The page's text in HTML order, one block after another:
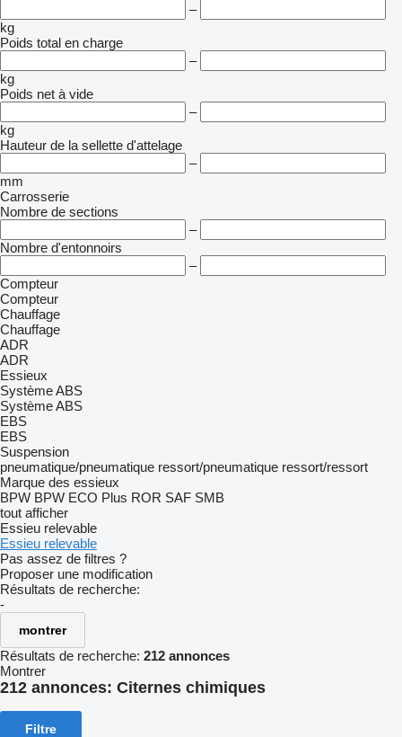
–
kg
Poids total en charge
–
kg
Poids net à vide
–
kg
Hauteur de la sellette d'attelage
–
mm
Carrosserie
Nombre de sections
–
Nombre d'entonnoirs
–
Compteur
Compteur
Chauffage
Chauffage
ADR
ADR
Essieux
Système ABS
Système ABS
EBS
EBS
Suspension
pneumatique/pneumatique ressort/pneumatique ressort/ressort
Marque des essieux
BPW BPW ECO Plus ROR SAF SMB
tout afficher
Essieu relevable
Essieu relevable
Pas assez de filtres ?
Proposer une modification
Résultats de recherche:
-
montrer
Résultats de recherche: 212 annonces
Montrer
212 annonces: Citernes chimiques
Filtre